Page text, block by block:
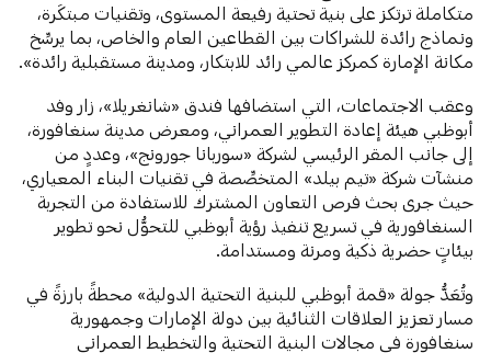
متكاملة ترتكز على بنية تحتية رفيعة المستوى، وتقنيات مبتكَرة،
ونماذج رائدة للشراكات بين القطاعين العام والخاص، بما يرسِّخ
مكانة الإمارة كمركز عالمي رائد للابتكار، ومدينة مستقبلية رائدة».
وعقب الاجتماعات، التي استضافها فندق «شانغريلا»، زار وفد
أبوظبي هيئة إعادة التطوير العمراني، ومعرض مدينة سنغافورة،
إلى جانب المقر الرئيسي لشركة «سوربانا جورونج»، وعددٍ من
منشآت شركة «تيم بيلد» المتخصِّصة في تقنيات البناء المعياري،
حيث جرى بحث فرص التعاون المشترك للاستفادة من التجربة
السنغافورية في تسريع تنفيذ رؤية أبوظبي للتحوُّل نحو تطوير
بيئاتٍ حضرية ذكية ومرنة ومستدامة.
وتُعَدُّ جولة «قمة أبوظبي للبنية التحتية الدولية» محطةً بارزةً في
مسار تعزيز العلاقات الثنائية بين دولة الإمارات وجمهورية
سنغافورة في مجالات البنية التحتية والتخطيط العمراني